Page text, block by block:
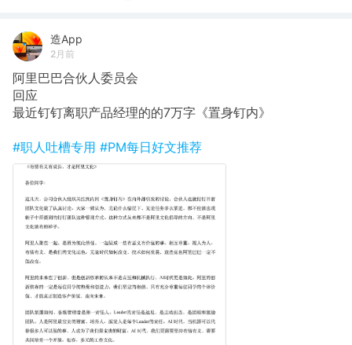
造App
2月前
阿里巴巴合伙人委员会
回应
最近钉钉离职产品经理的的7万字《置身钉内》 ​​​​
#职人吐槽专用 #PM每日好文推荐